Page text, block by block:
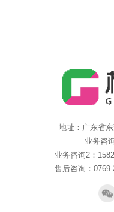
地址：广东省
业务咨
业务咨询2：
售后咨询：